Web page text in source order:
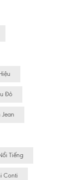
Đỏ
Jean
Tiếng
Conti